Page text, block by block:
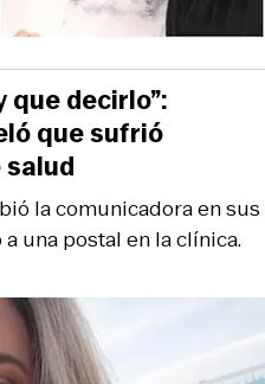
la comunicadora en sus
una postal en la clínica.
que decirlo”:
que sufrió